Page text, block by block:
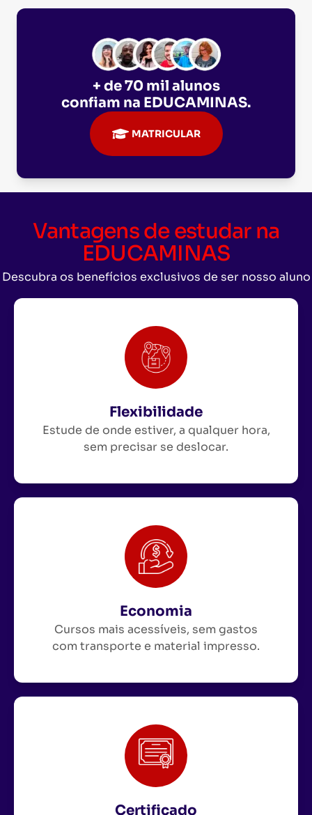
+ de 70 mil alunos
confiam na EDUCAMINAS.
MATRICULAR
Vantagens de estudar na
EDUCAMINAS
Descubra os benefícios exclusivos de ser nosso aluno
Flexibilidade
Estude de onde estiver, a qualquer hora,
sem precisar se deslocar.
Economia
Cursos mais acessíveis, sem gastos
com transporte e material impresso.
Certificado